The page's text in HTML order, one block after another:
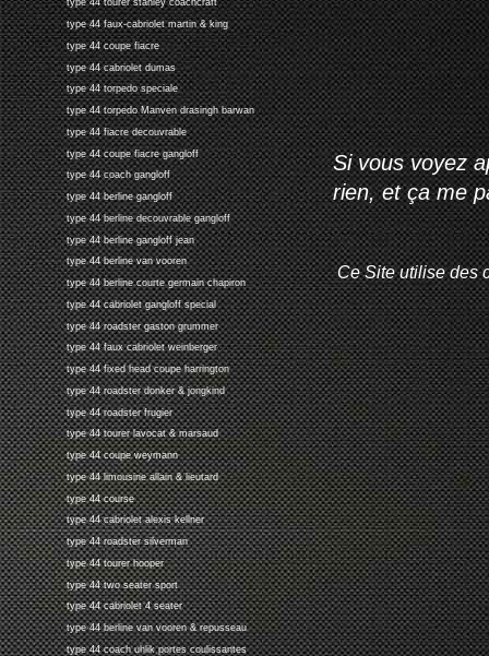
type 44 tourer stanley coachcraft
type 44 faux-cabriolet martin & king
type 44 coupe fiacre
type 44 cabriolet dumas
type 44 torpedo speciale
type 44 torpedo Manven drasingh barwan
type 44 fiacre decouvrable
type 44 coupe fiacre gangloff
type 44 coach gangloff
type 44 berline gangloff
type 44 berline decouvrable gangloff
type 44 berline gangloff jean
type 44 berline van vooren
type 44 berline courte germain chapiron
type 44 cabriolet gangloff special
type 44 roadster gaston grummer
type 44 faux cabriolet weinberger
type 44 fixed head coupe harrington
type 44 roadster donker & jongkind
type 44 roadster frugier
type 44 tourer lavocat & marsaud
type 44 coupe weymann
type 44 limousine allain & lieutard
type 44 course
type 44 cabriolet alexis kellner
type 44 roadster silverman
type 44 tourer hooper
type 44 two seater sport
type 44 cabriolet 4 seater
type 44 berline van vooren & repusseau
type 44 coach uhlik portes coulissantes
Si vous voyez
rien, et ça me
Ce Site utilise des